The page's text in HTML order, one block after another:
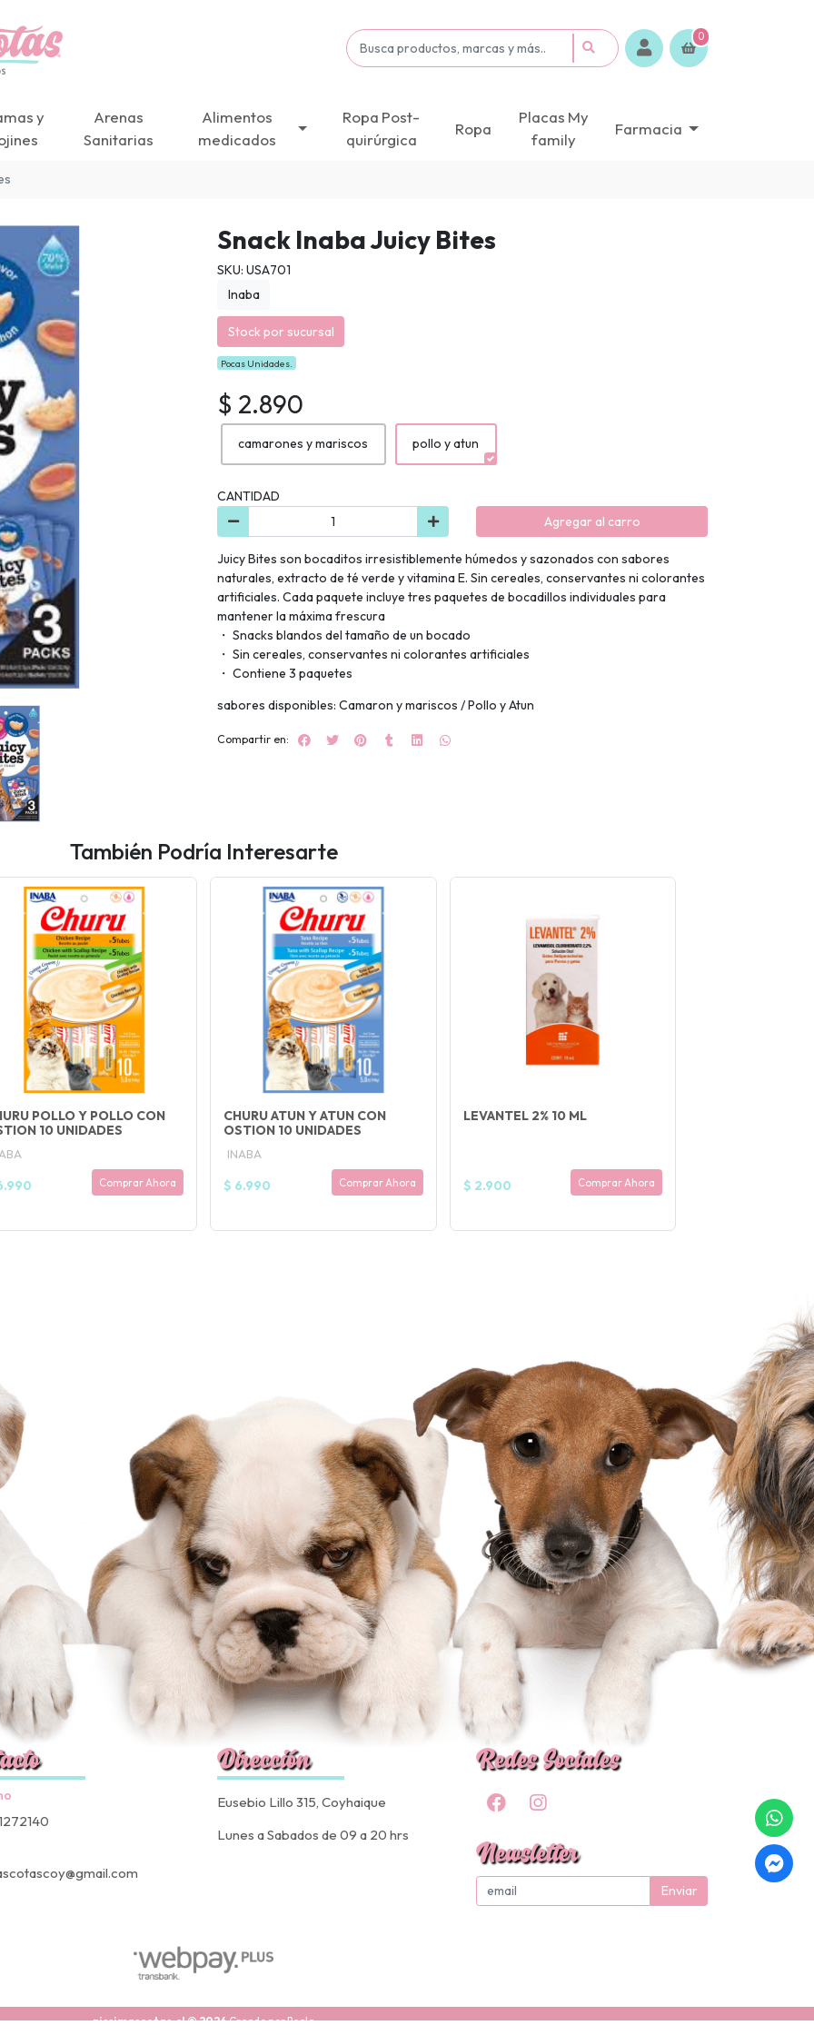
0
y
Arenas
Sanitarias
Alimentos
medicados
Ropa Post-
quirúrgica
Ropa
Placas My
family
Farmacia
Snack Inaba Juicy Bites
SKU: USA701
Inaba
Stock por sucursal
Pocas Unidades.
$ 2.890
camarones y mariscos pollo y atun
CANTIDAD
Agregar al carro
Juicy Bites son bocaditos irresistiblemente húmedos y sazonados con sabores
naturales, extracto de té verde y vitamina E. Sin cereales, conservantes ni colorantes
artificiales. Cada paquete incluye tres paquetes de bocadillos individuales para
mantener la máxima frescura
・ Snacks blandos del tamaño de un bocado
・ Sin cereales, conservantes ni colorantes artificiales
・ Contiene 3 paquetes
sabores disponibles: Camaron y mariscos / Pollo y Atun
Compartir en:
También Podría Interesarte
POLLO Y POLLO CON
10 UNIDADES
Comprar Ahora
CHURU ATUN Y ATUN CON
OSTION 10 UNIDADES
INABA
$ 6.990 Comprar Ahora
LEVANTEL 2% 10 ML
$ 2.900 Comprar Ahora
Dirección
Eusebio Lillo 315, Coyhaique
Lunes a Sabados de 09 a 20 hrs
Redes Sociales
Newsletter
Enviar
nissimascotas.cl © 2026Creado porBsale